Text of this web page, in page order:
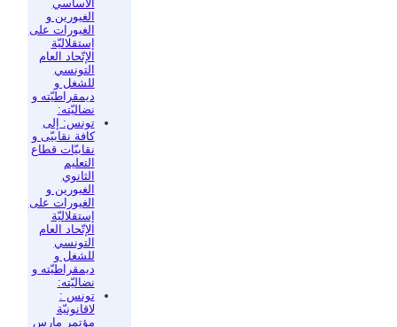
الأساسي
الغيورين و
الغيورات على
إستقلاليّة
الإتّحاد العام
التونسي
للشغل و
ديمقراطيّته و
نضاليّته:
تونس: إلى
كافة نقابيّى و
نقابيّات قطاع
التعليم
الثانوي
الغيورين و
الغيورات على
إستقلاليّة
الإتّحاد العام
التونسي
للشغل و
ديمقراطيّته و
نضاليّته:
تونس :
لاقانونيّة
مؤتمر مارس